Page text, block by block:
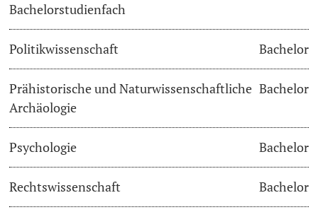
Bachelorstudienfach
Politikwissenschaft Bachelor
Prähistorische und Naturwissenschaftliche
Archäologie
Bachelor
Psychologie Bachelor
Rechtswissenschaft Bachelor